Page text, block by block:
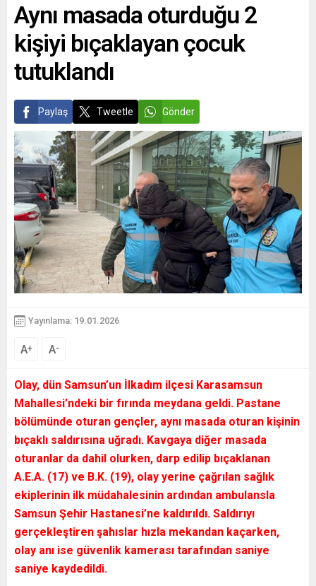
Aynı masada oturduğu 2
kişiyi bıçaklayan çocuk
tutuklandı
Paylaş Tweetle Gönder
Yayınlama: 19.01.2026
A+ A-
Olay, dün Samsun’un İlkadım ilçesi Karasamsun
Mahallesi’ndeki bir fırında meydana geldi. Pastane
bölümünde oturan gençler, aynı masada oturan kişinin
bıçaklı saldırısına uğradı. Kavgaya diğer masada
oturanlar da dahil olurken, darp edilip bıçaklanan
A.E.A. (17) ve B.K. (19), olay yerine çağrılan sağlık
ekiplerinin ilk müdahalesinin ardından ambulansla
Samsun Şehir Hastanesi’ne kaldırıldı. Saldırıyı
gerçekleştiren şahıslar hızla mekandan kaçarken,
olay anı ise güvenlik kamerası tarafından saniye
saniye kaydedildi.